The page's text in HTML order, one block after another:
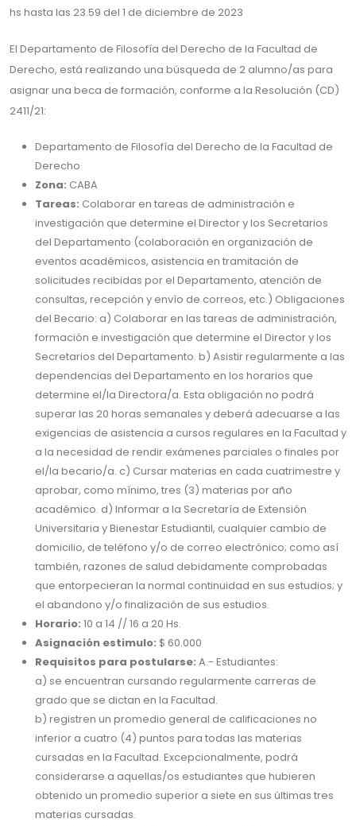
hs hasta las 23.59 del 1 de diciembre de 2023
El Departamento de Filosofía del Derecho de la Facultad de
Derecho, está realizando una búsqueda de 2 alumno/as para
asignar una beca de formación, conforme a la Resolución (CD)
2411/21:
Departamento de Filosofía del Derecho de la Facultad de
Derecho
Zona: CABA
Tareas: Colaborar en tareas de administración e
investigación que determine el Director y los Secretarios
del Departamento (colaboración en organización de
eventos académicos, asistencia en tramitación de
solicitudes recibidas por el Departamento, atención de
consultas, recepción y envío de correos, etc.) Obligaciones
del Becario: a) Colaborar en las tareas de administración,
formación e investigación que determine el Director y los
Secretarios del Departamento. b) Asistir regularmente a las
dependencias del Departamento en los horarios que
determine el/la Directora/a. Esta obligación no podrá
superar las 20 horas semanales y deberá adecuarse a las
exigencias de asistencia a cursos regulares en la Facultad y
a la necesidad de rendir exámenes parciales o finales por
el/la becario/a. c) Cursar materias en cada cuatrimestre y
aprobar, como mínimo, tres (3) materias por año
académico. d) Informar a la Secretaría de Extensión
Universitaria y Bienestar Estudiantil, cualquier cambio de
domicilio, de teléfono y/o de correo electrónico; como así
también, razones de salud debidamente comprobadas
que entorpecieran la normal continuidad en sus estudios; y
el abandono y/o finalización de sus estudios.
Horario: 10 a 14 // 16 a 20 Hs.
Asignación estimulo: $ 60.000
Requisitos para postularse: A.- Estudiantes:
a) se encuentran cursando regularmente carreras de
grado que se dictan en la Facultad.
b) registren un promedio general de calificaciones no
inferior a cuatro (4) puntos para todas las materias
cursadas en la Facultad. Excepcionalmente, podrá
considerarse a aquellas/os estudiantes que hubieren
obtenido un promedio superior a siete en sus últimas tres
materias cursadas.